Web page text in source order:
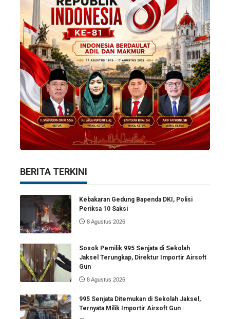
BERITA TERKINI
Kebakaran Gedung Bapenda DKI, Polisi
Periksa 10 Saksi
8 Agustus 2026
Sosok Pemilik 995 Senjata di Sekolah
Jaksel Terungkap, Direktur Importir Airsoft
Gun
8 Agustus 2026
995 Senjata Ditemukan di Sekolah Jaksel,
Ternyata Milik Importir Airsoft Gun